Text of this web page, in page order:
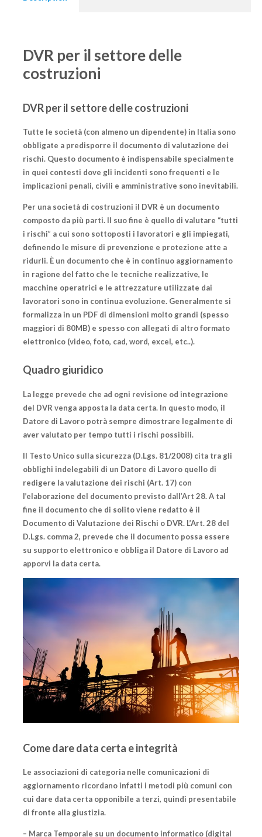
DVR per il settore delle
costruzioni
DVR per il settore delle costruzioni
Tutte le società (con almeno un dipendente) in Italia sono
obbligate a predisporre il documento di valutazione dei
rischi. Questo documento è indispensabile specialmente
in quei contesti dove gli incidenti sono frequenti e le
implicazioni penali, civili e amministrative sono inevitabili.
Per una società di costruzioni il DVR è un documento
composto da più parti. Il suo fine è quello di valutare “tutti
i rischi” a cui sono sottoposti i lavoratori e gli impiegati,
definendo le misure di prevenzione e protezione atte a
ridurli. È un documento che è in continuo aggiornamento
in ragione del fatto che le tecniche realizzative, le
macchine operatrici e le attrezzature utilizzate dai
lavoratori sono in continua evoluzione. Generalmente si
formalizza in un PDF di dimensioni molto grandi (spesso
maggiori di 80MB) e spesso con allegati di altro formato
elettronico (video, foto, cad, word, excel, etc..).
Quadro giuridico
La legge prevede che ad ogni revisione od integrazione
del DVR venga apposta la data certa. In questo modo, il
Datore di Lavoro potrà sempre dimostrare legalmente di
aver valutato per tempo tutti i rischi possibili.
Il Testo Unico sulla sicurezza (D.Lgs. 81/2008) cita tra gli
obblighi indelegabili di un Datore di Lavoro quello di
redigere la valutazione dei rischi (Art. 17) con
l’elaborazione del documento previsto dall’Art 28. A tal
fine il documento che di solito viene redatto è il
Documento di Valutazione dei Rischi o DVR. L’Art. 28 del
D.Lgs. comma 2, prevede che il documento possa essere
su supporto elettronico e obbliga il Datore di Lavoro ad
apporvi la data certa.
Come dare data certa e integrità
Le associazioni di categoria nelle comunicazioni di
aggiornamento ricordano infatti i metodi più comuni con
cui dare data certa opponibile a terzi, quindi presentabile
di fronte alla giustizia.
– Marca Temporale su un documento informatico (digital